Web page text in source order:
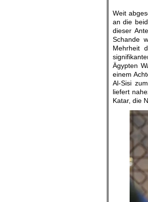
Weit
an die
dieser
Schande
Mehrheit
Ägypten
einem
Al-Sisi
liefert
Katar, die